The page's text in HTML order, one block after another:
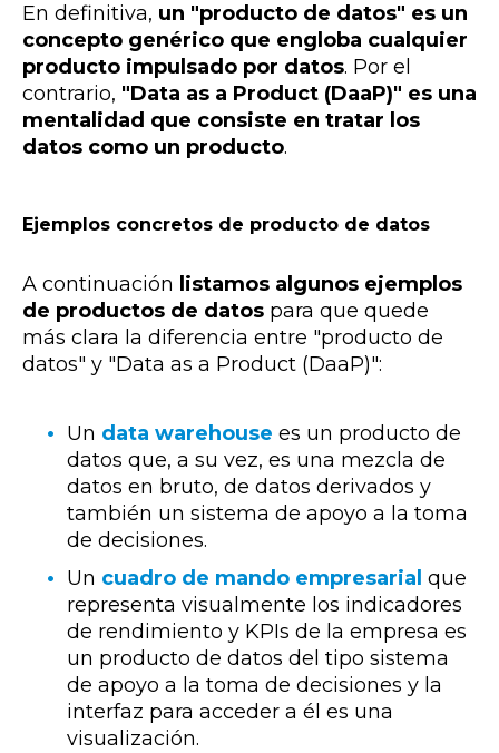
En definitiva, un "producto de datos" es un
concepto genérico que engloba cualquier
producto impulsado por datos. Por el
contrario, "Data as a Product (DaaP)" es una
mentalidad que consiste en tratar los
datos como un producto.
Ejemplos concretos de producto de datos
A continuación listamos algunos ejemplos
de productos de datos para que quede
más clara la diferencia entre "producto de
datos" y "Data as a Product (DaaP)":
Un data warehouse es un producto de
datos que, a su vez, es una mezcla de
datos en bruto, de datos derivados y
también un sistema de apoyo a la toma
de decisiones.
Un cuadro de mando empresarial que
representa visualmente los indicadores
de rendimiento y KPIs de la empresa es
un producto de datos del tipo sistema
de apoyo a la toma de decisiones y la
interfaz para acceder a él es una
visualización.